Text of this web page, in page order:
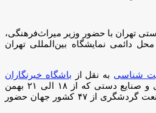
تهران با حضور وزیر میراث‌فرهنگی،
دائمی نمایشگاه بین‌المللی تهران
شناسی به نقل از باشگاه خبرنگاران
، در نمایشگاه گردشگری و صنایع دستی که از ۱۸ الی ۲۱ بهمن
برگزار می‌شود، ۲۰۰ فعال صنعت گردشگری از ۴۷ کشور جهان حضور